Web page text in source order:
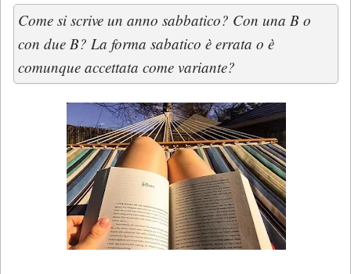
Come si scrive un anno sabbatico? Con una B o
con due B? La forma sabatico è errata o è
comunque accettata come variante?